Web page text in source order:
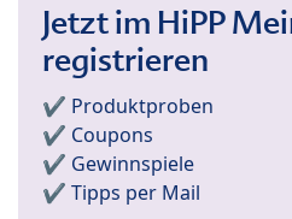
Jetzt im HiPP
registrieren
✔️ Produktproben
✔️ Coupons
✔️ Gewinnspiele
✔️ Tipps per Mail